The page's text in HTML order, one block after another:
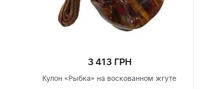
3 413 ГРН
Кулон «Рыбка» на воскованном жгуте